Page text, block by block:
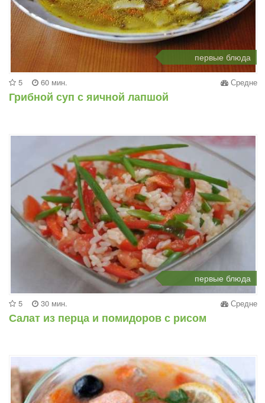
первые блюда
5 60 мин. Средне
Грибной суп с яичной лапшой
первые блюда
5 30 мин. Средне
Салат из перца и помидоров с рисом